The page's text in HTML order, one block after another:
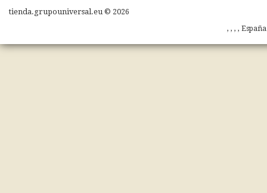
tienda.grupouniversal.eu © 2026
, , , ,